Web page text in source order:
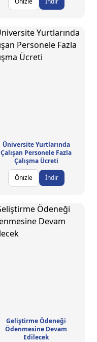
Üniversite Yurtlarında
Çalışan Personele Fazla
Çalışma Ücreti
Önizle
İndir
Geliştirme Ödeneği
Ödenmesine Devam
Edilecek